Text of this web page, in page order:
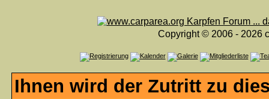
Copyright © 2006 - 2026
Ihnen wird der Zutritt zu